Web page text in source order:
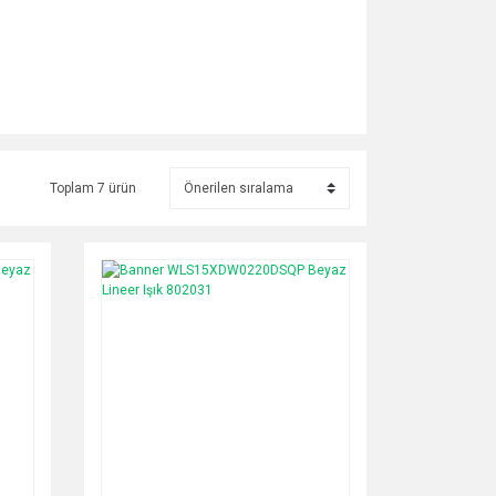
Toplam 7 ürün